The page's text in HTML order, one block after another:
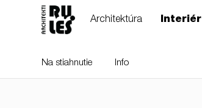
Architektúra Interiér
Na stiahnutie Info